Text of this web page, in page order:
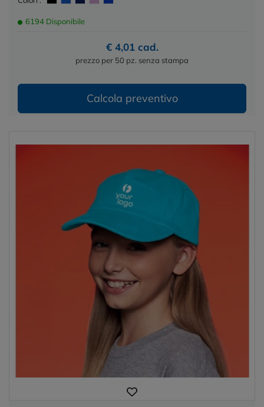
6194 Disponibile
€ 4,01 cad.
prezzo per 50 pz. senza stampa
Calcola preventivo